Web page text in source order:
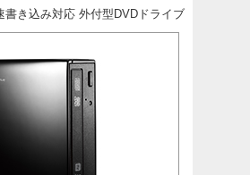
書き込み対応 外付型DVDドライブ